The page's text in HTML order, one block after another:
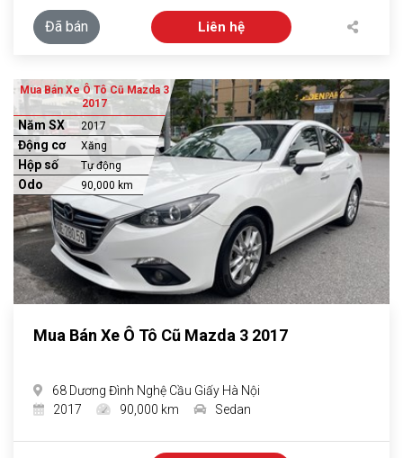
Đã bán Liên hệ
Mua Bán Xe Ô Tô Cũ Mazda 3
2017
Năm SX 2017
Động cơ Xăng
Hộp số Tự động
Odo 90,000 km
Mua Bán Xe Ô Tô Cũ Mazda 3 2017
68 Dương Đình Nghệ Cầu Giấy Hà Nội
2017
90,000 km Sedan